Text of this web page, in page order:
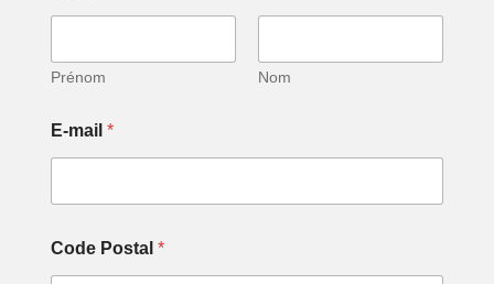
Prénom Nom
E-mail *
C
o
Code Postal *